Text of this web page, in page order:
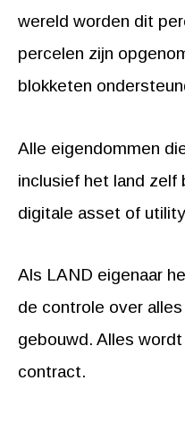
wereld worden dit
percelen zijn
blokketen
Alle eigendommen
inclusief het land
digitale asset of
Als LAND eigenaar
de controle over
gebouwd. Alles
contract.